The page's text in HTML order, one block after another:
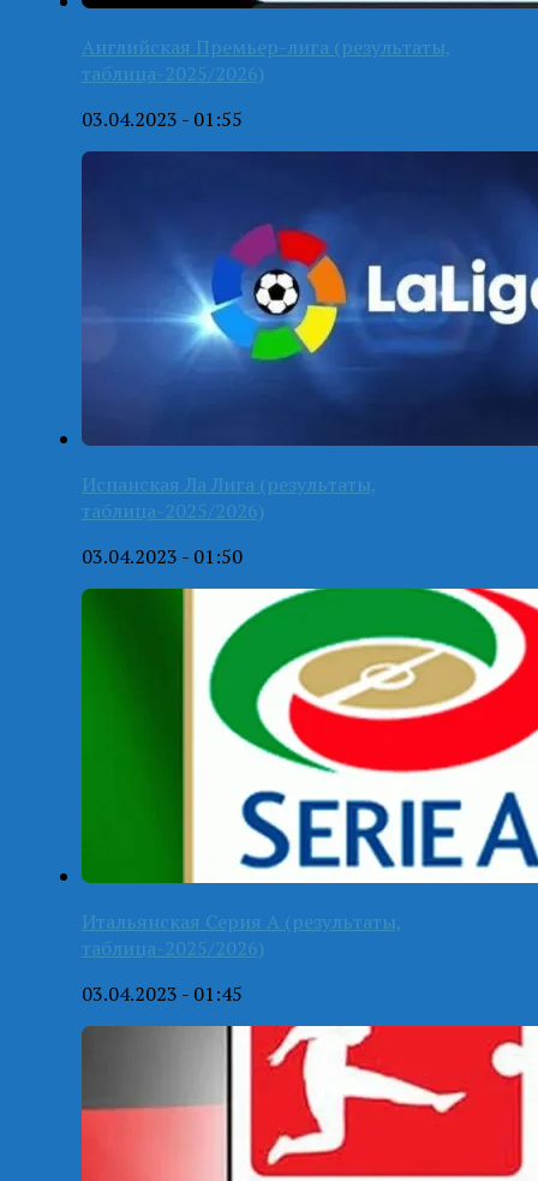
Английская Премьер-лига (результаты,
таблица-2025/2026)
03.04.2023 - 01:55
Испанская Ла Лига (результаты,
таблица-2025/2026)
03.04.2023 - 01:50
Итальянская Серия А (результаты,
таблица-2025/2026)
03.04.2023 - 01:45